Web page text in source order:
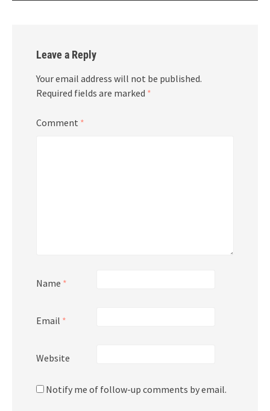
Leave a Reply
Your email address will not be published.
Required fields are marked *
Comment *
Name *
Email *
Website
Notify me of follow-up comments by email.